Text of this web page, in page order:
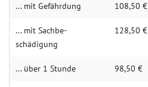
... mit Gefähr­dung 108,50 €
... mit Sachbe­
schädigung
128,50 €
... über 1 Stunde 98,50 €